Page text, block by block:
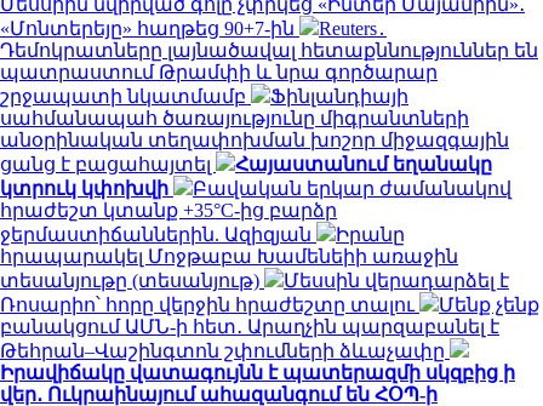
«Մոնտերեյը» հաղթեց 90+7-ին
Reuters․
Դեմոկրատները լայնածավալ հետաքննություններ են
պատրաստում Թրամփի և նրա գործարար
շրջապատի նկատմամբ
Ֆինլանդիայի
սահմանապահ ծառայությունը միգրանտների
անօրինական տեղափոխման խոշոր միջազգային
ցանց է բացահայտել
Հայաստանում եղանակը
կտրուկ կփոխվի
Բավական երկար ժամանակով
հրաժեշտ կտանք +35°C-ից բարձր
ջերմաստիճաններին. Ազիզյան
Իրանը
հրապարակել Մոջթաբա Խամենեիի առաջին
տեսանյութը (տեսանյութ)
Մեսսին վերադարձել է
Ռոսարիո՝ հորը վերջին հրաժեշտը տալու
Մենք չենք
բանակցում ԱՄՆ-ի հետ․ Արաղչին պարզաբանել է
Թեհրան–Վաշինգտոն շփումների ձևաչափը
Իրավիճակը վատագույնն է պատերազմի սկզբից ի
վեր․ Ուկրաինայում ահազանգում են ՀՕՊ-ի